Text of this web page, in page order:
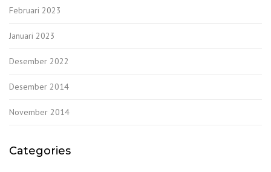
Februari 2023
Januari 2023
Desember 2022
Desember 2014
November 2014
Categories